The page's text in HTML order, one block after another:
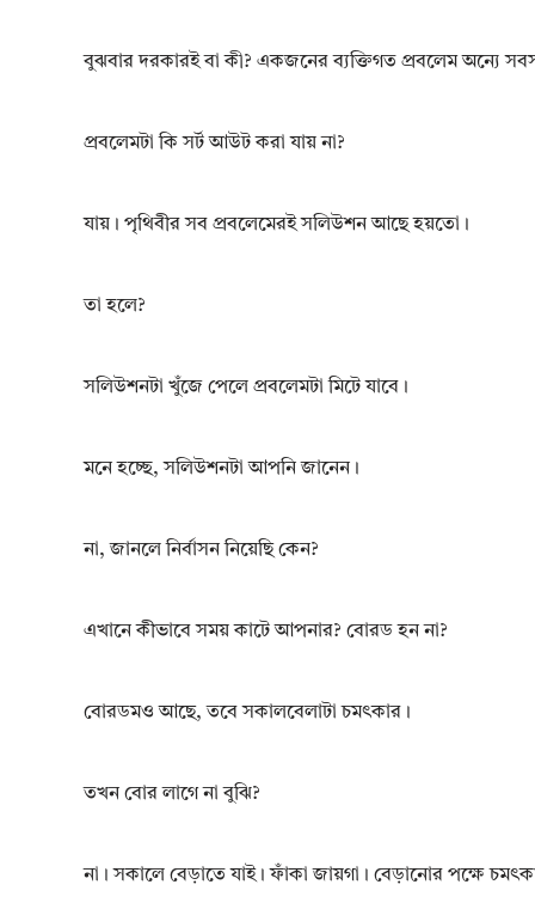
বুঝবার দরকারই বা কী? একজনের ব্যক্তিগত প্রবলেম অন্যে
প্রবলেমটা কি সর্ট আউট করা যায় না?
যায়। পৃথিবীর সব প্রবলেমেরই সলিউশন আছে হয়তো।
তা হলে?
সলিউশনটা খুঁজে পেলে প্রবলেমটা মিটে যাবে।
মনে হচ্ছে, সলিউশনটা আপনি জানেন।
না, জানলে নির্বাসন নিয়েছি কেন?
এখানে কীভাবে সময় কাটে আপনার? বোরড হন না?
বোরডমও আছে, তবে সকালবেলাটা চমৎকার।
তখন বোর লাগে না বুঝি?
না। সকালে বেড়াতে যাই। ফাঁকা জায়গা। বেড়ানোর পক্ষে